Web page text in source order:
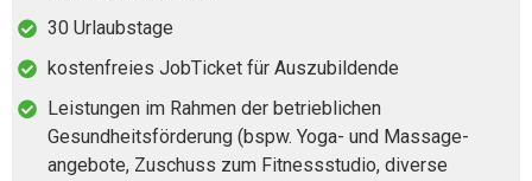
30 Urlaubstage
kostenfreies JobTicket für Auszubildende
Leistungen im Rahmen der betrieblichen
Gesundheitsförderung (bspw. Yoga- und Massage­
angebote, Zuschuss zum Fitness­studio, diverse